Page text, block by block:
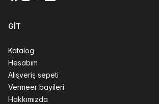
GIT
Katalog
Hesabım
Alışveriş sepeti
Vermeer bayileri
Hakkımızda